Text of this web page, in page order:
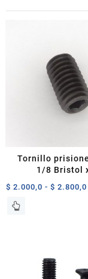
Tornillo
1/8 Bristol
$ 2.000,0 - $ 2.800,0
Este